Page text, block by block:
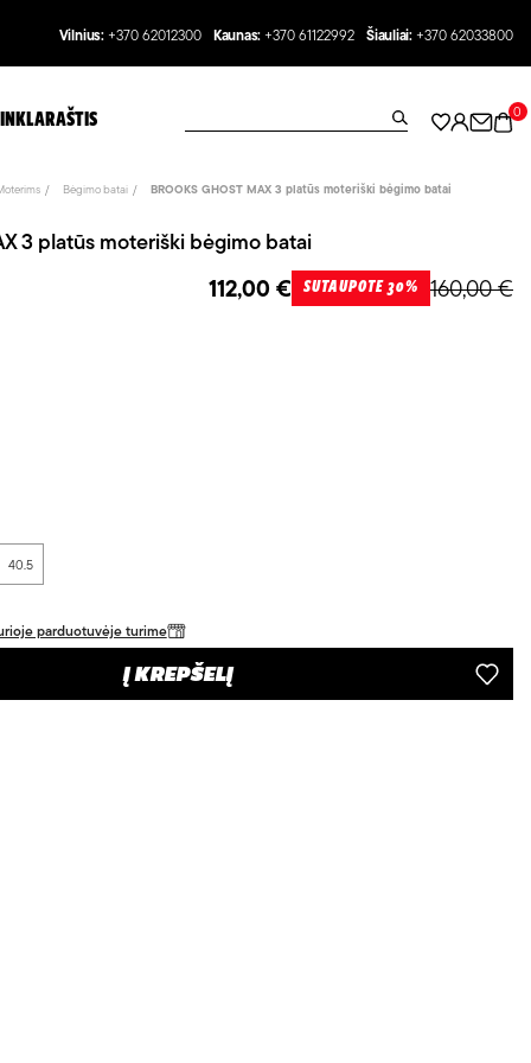
Vilnius: +370 62012300 Kaunas: +370 61122992 Šiauliai: +370 62033800
0
Bėgimo batai BROOKS GHOST MAX 3 platūs moteriški bėgimo batai
3 platūs moteriški bėgimo batai
160,00 €
112,00 € SUTAUPOTE 30%
40.5
parduotuvėje turime
Į KREPŠELĮ